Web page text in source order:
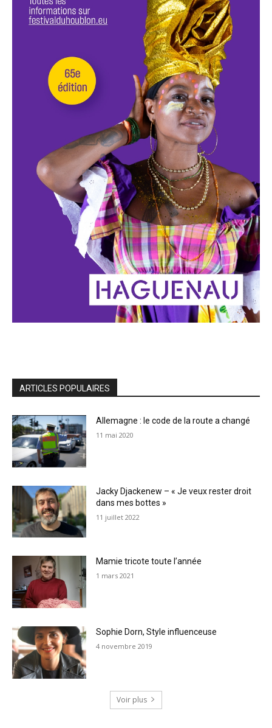
ARTICLES POPULAIRES
Allemagne : le code de la route a changé
11 mai 2020
Jacky Djackenew – « Je veux rester droit
dans mes bottes »
11 juillet 2022
Mamie tricote toute l’année
1 mars 2021
Sophie Dorn, Style influenceuse
4 novembre 2019
Voir plus